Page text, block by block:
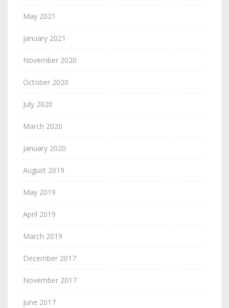
May 2021
January 2021
November 2020
October 2020
July 2020
March 2020
January 2020
August 2019
May 2019
April 2019
March 2019
December 2017
November 2017
June 2017